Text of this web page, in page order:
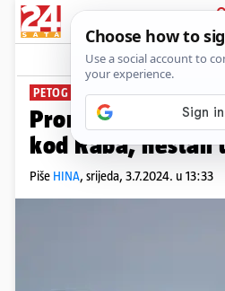
News
PETOG ODNIJELO MORE
Pronašli mađarske
kod Raba, nestali
Piše HINA, srijeda, 3.7.2024. u 13:33